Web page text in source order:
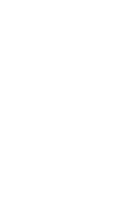
営地下鉄東豊線/豊